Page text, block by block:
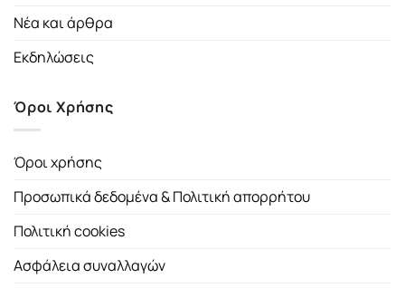
Νέα και άρθρα
Εκδηλώσεις
Όροι Χρήσης
Όροι χρήσης
Προσωπικά δεδομένα & Πολιτική απορρήτου
Πολιτική cookies
Ασφάλεια συναλλαγών